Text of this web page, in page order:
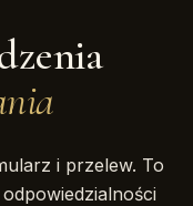
i przelew. To